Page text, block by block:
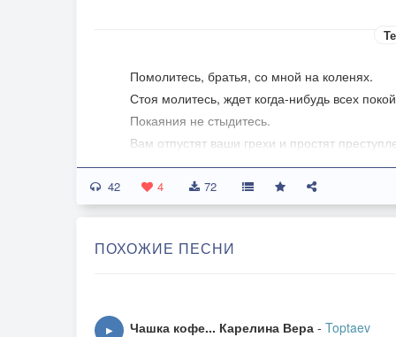
Помолитесь, братья, со мной на коленях.
Стоя молитесь, ждет когда-нибудь всех
Покаяния не стыдитесь.
Вам отпустят ваши грехи и простят
Были овцы, теперь пастухи — что же может
Нужно только открыть сердца
Уповая на милость Творца,
Лучше Бога в себя впустить и не жить более
42 4 72
ПОХОЖИЕ ПЕСНИ
▶ Чашка кофе... Карелина Вера - Toptaev